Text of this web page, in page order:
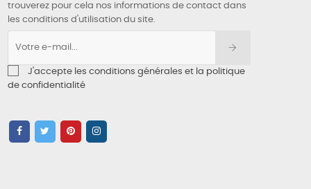
trouverez pour cela nos informations de contact dans
les conditions d'utilisation du site.
J'accepte les conditions générales et la politique
de confidentialité